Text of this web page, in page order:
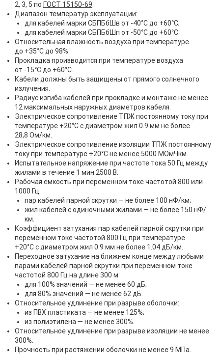
2, 3, 5 по ГОСТ 15150-69
Диапазон температур эксплуатации:
для кабелей марки СБПБбШв от -40°С до +60°С;
для кабелей марки СБПБбШп от -50°С до +60°С.
Относительная влажность воздуха при температуре
до +35°С до 98%.
Прокладка производится при температуре воздуха
от -15°С до +60°С.
Кабели должны быть защищены от прямого солнечного
излучения.
Радиус изгиба кабелей при прокладке и монтаже не менее
12 максимальных наружных диаметров кабеля.
Электрическое сопротивление ТПЖ постоянному току при
температуре +20°С с диаметром жил 0.9 мм не более
28,8 Ом/км.
Электрическое сопротивление изоляции ТПЖ постоянному
току при температуре +20°С не менее 5000 МОмЧкм.
Испытательное напряжение при частоте тока 50 Гц между
жилами в течение 1 мин 2500 В.
Рабочая емкость при переменном токе частотой 800 или
1000 Гц:
пар кабелей парной скрутки — не более 100 нФ/км;
жил кабелей с одиночными жилами — не более 150 нФ/
км.
Коэффициент затухания пар кабелей парной скрутки при
переменном токе частотой 800 Гц при температуре
+20°С с диаметром жил 0.9 мм не более 1.04 дБ/км.
Переходное затухание на ближнем конце между любыми
парами кабелей парной скрутки при переменном токе
частотой 800 Гц на длине 300 м:
для 100% значений — не менее 60 дБ;
для 80% значений — не менее 62 дБ.
Относительное удлинение при разрыве оболочки:
из ПВХ пластиката — не менее 125%;
из полиэтилена — не менее 300%.
Относительное удлинение при разрыве изоляции не менее
300%.
Прочность при растяжении оболочки не менее 9 МПа.